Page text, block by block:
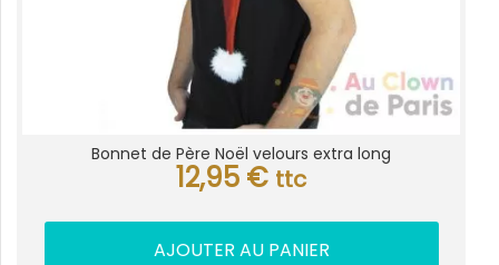
Bonnet de Père Noël velours extra long
12,95 € ttc
AJOUTER AU PANIER